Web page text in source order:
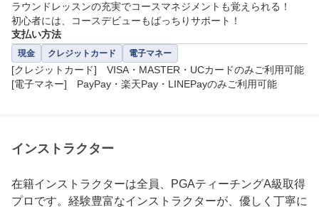
ラウンドレッスンの充実でコースマネジメントも覚えられる！
初心者には、コースデビューもばっちりサポート！
支払い方法
現金 クレジットカード 電子マネー
[クレジットカード]　VISA・MASTER・UCカードのみご利用可能
[電子マネー]　PayPay・楽天Pay・LINEPayのみご利用可能
インストラクター
在籍インストラクターは全員、PGAティーチングA級取得
プロです。経験豊富なインストラクターが、優しく丁寧に